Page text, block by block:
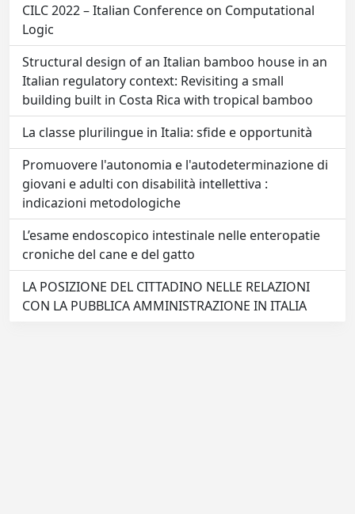
CILC 2022 – Italian Conference on Computational
Logic
Structural design of an Italian bamboo house in an
Italian regulatory context: Revisiting a small
building built in Costa Rica with tropical bamboo
La classe plurilingue in Italia: sfide e opportunità
Promuovere l'autonomia e l'autodeterminazione di
giovani e adulti con disabilità intellettiva :
indicazioni metodologiche
L’esame endoscopico intestinale nelle enteropatie
croniche del cane e del gatto
LA POSIZIONE DEL CITTADINO NELLE RELAZIONI
CON LA PUBBLICA AMMINISTRAZIONE IN ITALIA